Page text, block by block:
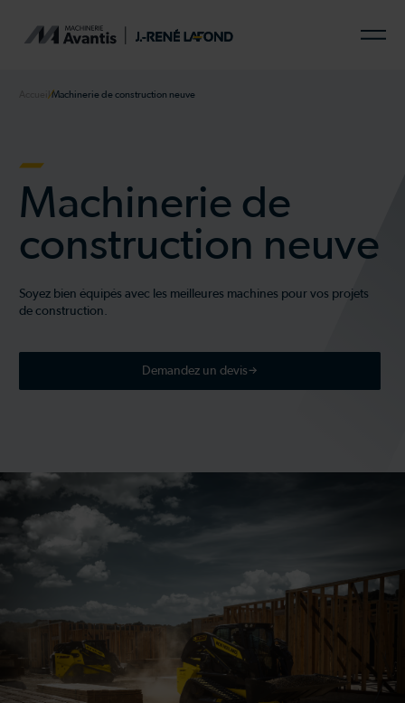
AccueilMachinerie de construction neuve
Machinerie de
construction neuve
Soyez bien équipés avec les meilleures machines pour vos projets
de construction.
Demandez un devis